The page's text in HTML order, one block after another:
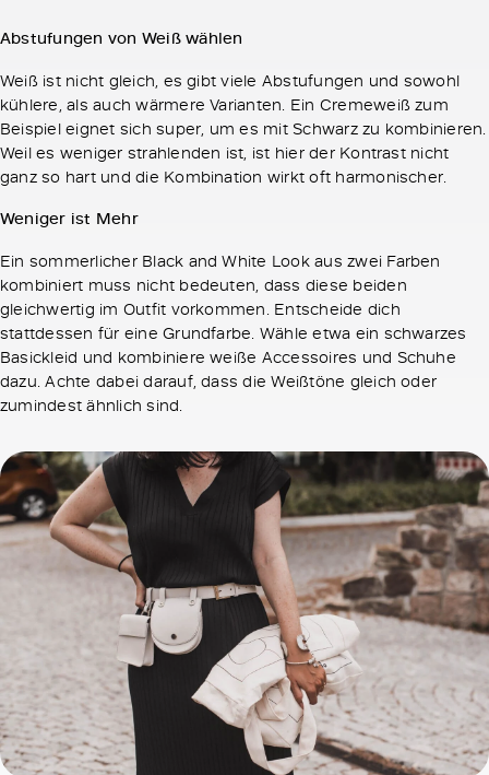
Abstufungen von Weiß wählen
Weiß ist nicht gleich, es gibt viele Abstufungen und sowohl
kühlere, als auch wärmere Varianten. Ein Cremeweiß zum
Beispiel eignet sich super, um es mit Schwarz zu kombinieren.
Weil es weniger strahlenden ist, ist hier der Kontrast nicht
ganz so hart und die Kombination wirkt oft harmonischer.
Weniger ist Mehr
Ein sommerlicher Black and White Look aus zwei Farben
kombiniert muss nicht bedeuten, dass diese beiden
gleichwertig im Outfit vorkommen. Entscheide dich
stattdessen für eine Grundfarbe. Wähle etwa ein schwarzes
Basickleid und kombiniere weiße Accessoires und Schuhe
dazu. Achte dabei darauf, dass die Weißtöne gleich oder
zumindest ähnlich sind.